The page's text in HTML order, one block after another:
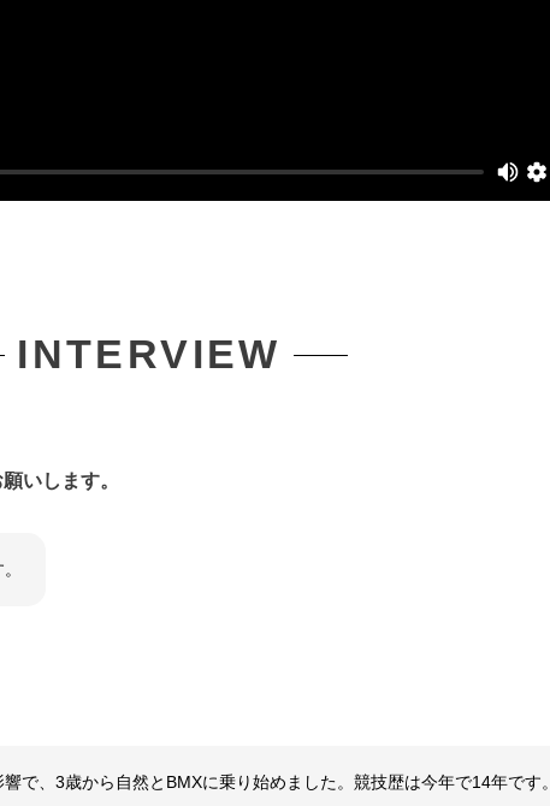
INTERVIEW
いします。
で、3歳から自然とBMXに乗り始めました。競技歴は今年で14年です。